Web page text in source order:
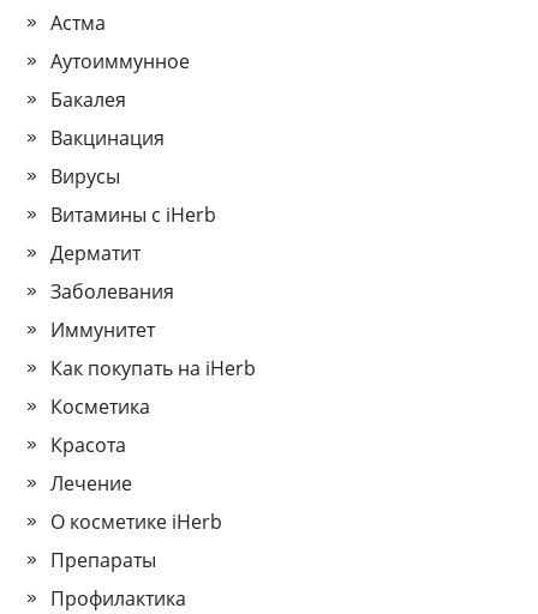
Астма
Аутоиммунное
Бакалея
Вакцинация
Вирусы
Витамины с iHerb
Дерматит
Заболевания
Иммунитет
Как покупать на iHerb
Косметика
Красота
Лечение
О косметике iHerb
Препараты
Профилактика